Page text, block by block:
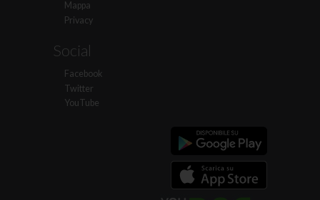
Mappa
Privacy
Social
Facebook
Twitter
YouTube